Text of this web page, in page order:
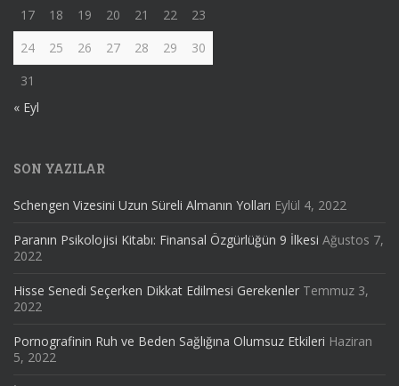
17
18 19 20 21 22
23
24
25 26 27 28 29
30
31
« Eyl
SON YAZILAR
Schengen Vizesini Uzun Süreli Almanın Yolları Eylül 4, 2022
Paranın Psikolojisi Kitabı: Finansal Özgürlüğün 9 İlkesi Ağustos 7,
2022
Hisse Senedi Seçerken Dikkat Edilmesi Gerekenler Temmuz 3,
2022
Pornografinin Ruh ve Beden Sağlığına Olumsuz Etkileri Haziran
5, 2022